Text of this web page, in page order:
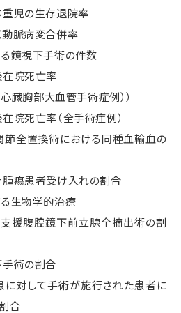
重児の生存退院率
動脈病変合併率
る鏡視下手術の件数
在院死亡率
臓胸部大血管手術症例））
院死亡率（全手術症例）
節全置換術における同種血輸血の
腫瘍患者受け入れの割合
る生物学的治療
支援腹腔鏡下前立腺全摘出術の割
手術の割合
に対して手術が施行された患者に
合